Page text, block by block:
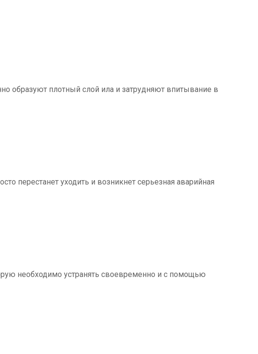
образуют плотный слой ила и затрудняют впитывание в
перестанет уходить и возникнет серьезная аварийная
необходимо устранять своевременно и с помощью